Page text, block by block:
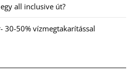
all inclusive út?
30-50% vízmegtakarítással